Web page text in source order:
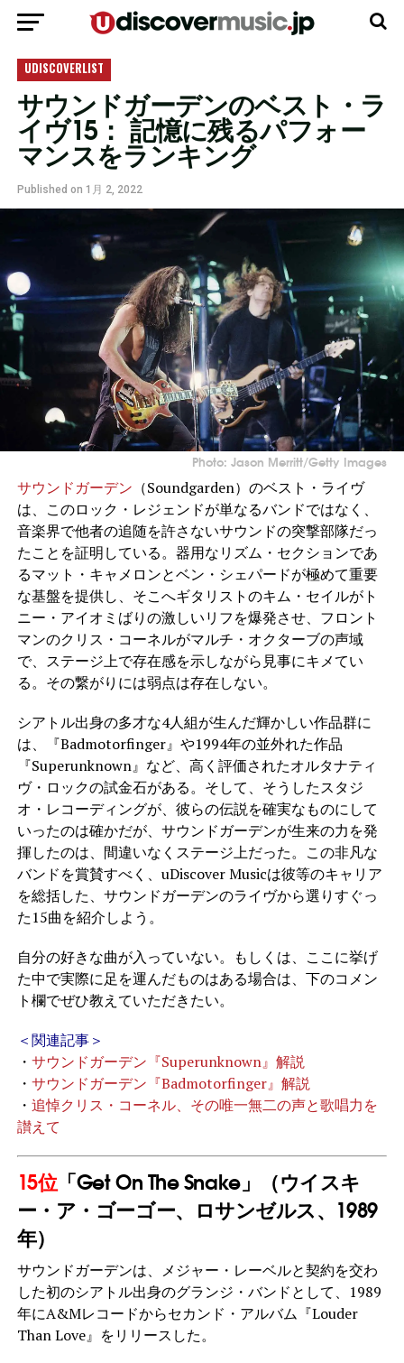
UDISCOVERLIST
サウンドガーデンのベスト・ラ
イヴ15： 記憶に残るパフォー
マンスをランキング
Published on 1月 2, 2022
Photo: Jason Merritt/Getty Images
サウンドガーデン （Soundgarden）のベスト・ライヴ
は、このロック・レジェンドが単なるバンドではなく、
音楽界で他者の追随を許さないサウンドの突撃部隊だっ
たことを証明している。器用なリズム・セクションであ
るマット・キャメロンとベン・シェパードが極めて重要
な基盤を提供し、そこへギタリストのキム・セイルがト
ニー・アイオミばりの激しいリフを爆発させ、フロント
マンのクリス・コーネルがマルチ・オクターブの声域
で、ステージ上で存在感を示しながら見事にキメてい
る。その繋がりには弱点は存在しない。
シアトル出身の多才な4人組が生んだ輝かしい作品群に
は、『Badmotorfinger』や1994年の並外れた作品
『Superunknown』など、高く評価されたオルタナティ
ヴ・ロックの試金石がある。そして、そうしたスタジ
オ・レコーディングが、彼らの伝説を確実なものにして
いったのは確かだが、サウンドガーデンが生来の力を発
揮したのは、間違いなくステージ上だった。この非凡な
バンドを賞賛すべく、uDiscover Musicは彼等のキャリア
を総括した、サウンドガーデンのライヴから選りすぐっ
た15曲を紹介しよう。
自分の好きな曲が入っていない。もしくは、ここに挙げ
た中で実際に足を運んだものはある場合は、下のコメン
ト欄でぜひ教えていただきたい。
＜関連記事＞
・ サウンドガーデン『Superunknown』解説
・ サウンドガーデン『Badmotorfinger』解説
・ 追悼クリス・コーネル、その唯一無二の声と歌唱力を
讃えて
15位 「Get On The Snake」（ウイスキ
ー・ア・ゴーゴー、ロサンゼルス、1989
年）
サウンドガーデンは、メジャー・レーベルと契約を交わ
した初のシアトル出身のグランジ・バンドとして、1989
年にA&Mレコードからセカンド・アルバム『Louder
Than Love』をリリースした。
モバイルバージョンに移動